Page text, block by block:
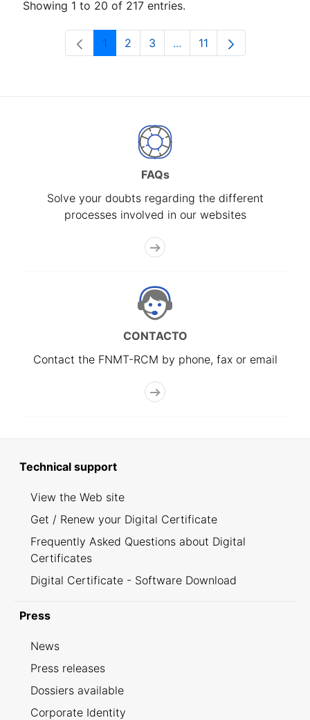
Showing 1 to 20 of 217 entries.
Page
1 Page
2 Page
3 ...Intermediate Pages Use
Page
11
FAQs
Solve your doubts regarding the different
processes involved in our websites
CONTACTO
Contact the FNMT-RCM by phone, fax or email
Technical support
View the Web site
Get / Renew your Digital Certificate
Frequently Asked Questions about Digital
Certificates
Digital Certificate - Software Download
Press
News
Press releases
Dossiers available
Corporate Identity